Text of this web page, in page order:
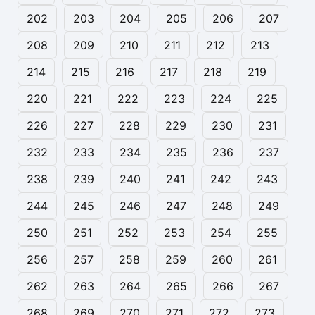
202
203 204 205 206
207
208
209 210 211 212
213
214
215 216 217 218
219
220
221 222 223 224
225
226
227 228 229 230
231
232
233 234 235 236
237
238
239 240 241 242
243
244
245 246 247 248
249
250
251 252 253 254
255
256
257 258 259 260
261
262
263 264 265 266
267